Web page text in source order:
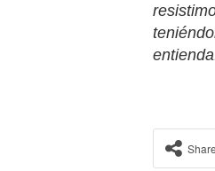
Share